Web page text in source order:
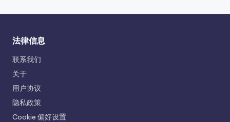
法律信息
联系我们
关于
用户协议
隐私政策
Cookie 偏好设置